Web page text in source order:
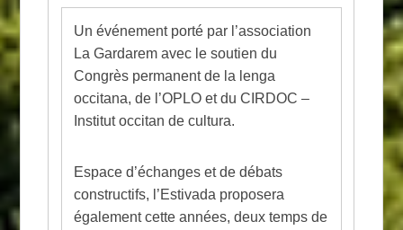
Un événement porté par l’association
La Gardarem avec le soutien du
Congrès permanent de la lenga
occitana, de l’OPLO et du CIRDOC –
Institut occitan de cultura.
Espace d’échanges et de débats
constructifs, l’Estivada proposera
également cette années, deux temps de